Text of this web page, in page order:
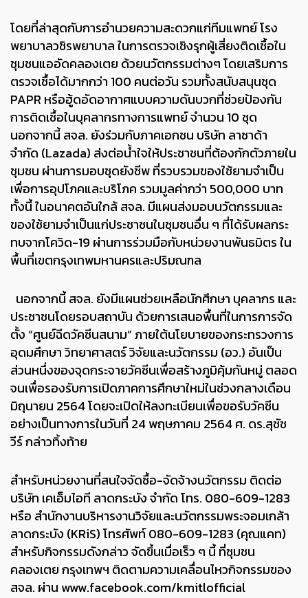
โดยที่ล่าสุดกับการอำนวยความสะดวกแก่ทีมแพทย์ โรง
พยาบาลวชิรพยาบาล ในการตรวจเชิงรุกผู้เสี่ยงติดเชื้อใน
ชุมชนแออัดคลองเตย ด้วยนวัตกรรมต่างๆ โดยเสริมการ
ตรวจเชื้อได้มากกว่า 100 คนต่อวัน รวมทั้งสนับสนุนชุด
PAPR หรือฮู้ดอัดอากาศแบบความดันบวกที่ช่วยป้องกัน
การติดเชื้อในบุคลากรทางการแพทย์ จำนวน 10 ชุด
นอกจากนี้ สจล. ยังร่วมกับภาคเอกชน บริษัท ลาซาด้า
จำกัด (Lazada) ส่งต่อน้ำใจให้ประชาชนที่ต้องกักตัวภายใน
ชุมชน ผ่านการมอบชุดยังชีพ ที่รวบรวมของใช้ยามจำเป็น
เพื่อการอุปโภคและบริโภค รวมมูลค่ากว่า 500,000 บาท
ทั้งนี้ ในอนาคตอันใกล้ สจล. มีแผนส่งมอบนวัตกรรมและ
ของใช้ยามจำเป็นแก่ประชาชนในชุมชนอื่น ๆ ที่ได้รับผลกระ
ทบจากโควิด-19 ผ่านการร่วมมือกับหน่วยงานพันธมิตร ใน
พื้นที่เขตกรุงเทพมหานครและปริมณฑล
นอกจากนี้ สจล. ยังมีแผนช่วยเหลือนักศึกษา บุคลากร และ
ประชาชนโดยรอบสถาบัน ด้วยการเสนอพื้นที่ในการการจัด
ตั้ง “ศูนย์ฉีดวัคซีนสนาม” ภายใต้นโยบายของกระทรวงการ
อุดมศึกษา วิทยาศาสตร์ วิจัยและนวัตกรรม (อว.) อันเป็น
ส่วนหนึ่งของจุดกระจายวัคซีนเพื่อสร้างภูมิคุ้มกันหมู่ ตลอด
จนเพื่อรองรับการเปิดภาคการศึกษาใหม่ในช่วงกลางเดือน
มิถุนายน 2564 โดยจะเปิดให้ลงทะเบียนเพื่อขอรับวัคซีน
อย่างเป็นทางการในวันที่ 24 พฤษภาคม 2564 ศ. ดร.สุชัช
วีร์ กล่าวทิ้งท้าย
สำหรับหน่วยงานที่สนใจจัดซื้อ-จัดจ้างนวัตกรรม ติดต่อ
บริษัท เคเอ็มไอที ลาดกระบัง จำกัด โทร. 080-609-1283
หรือ สำนักงานบริหารงานวิจัยและนวัตกรรมพระจอมเกล้า
ลาดกระบัง (KRiS) โทรศัพท์ 080-609-1283 (คุณแคท)
สำหรับกิจกรรมดังกล่าว จัดขึ้นเมื่อเร็ว ๆ นี้ ที่ชุมชน
คลองเตย กรุงเทพฯ ติดตามความเคลื่อนไหวกิจกรรมของ
สจล. ผ่าน www.facebook.com/kmitlofficial